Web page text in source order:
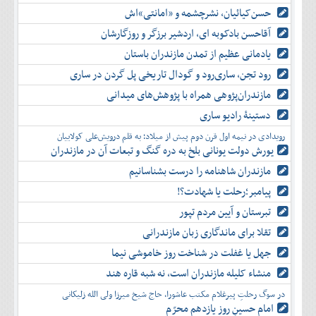
حسن‌کیائیان، نشرچشمه و «امانتی»اش
آقاحسن بادکوبه ای، اردشیر برزگر و روزگارشان
یادمانی عظیم از تمدن مازندران باستان
رود تجن، ساری‌رود و گودال تاریخی پل گردن در ساری
مازندران‌پژوهی همراه با پژوهش‌های میدانی
دستینۀ رادیو ساری
رویدادی در نیمه اول قرن دوم پیش از میلاد؛ به قلم درویش‌علی کولاییان
یورش دولت یونانی بلخ به دره گنگ و تبعات آن در مازندران
مازندران شاهنامه را درست بشناسانیم
پیامبر؛رحلت یا شهادت؟!
تبرستان و آیین مردم تپور
تقلا برای ماندگاری زبان مازندرانی
جهل یا غفلت در شناخت روز خاموشی نیما
منشاء کلیله مازندران است، نه شبه قاره هند
در سوگ رحلتِ پیرغلام مکتب عاشورا، حاج شیخ میرزا ولی الله زلیکانی
امام حسینِ روز یازدهم محرّم